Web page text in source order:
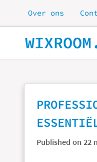
Skip to main content
Over ons
Published on 22